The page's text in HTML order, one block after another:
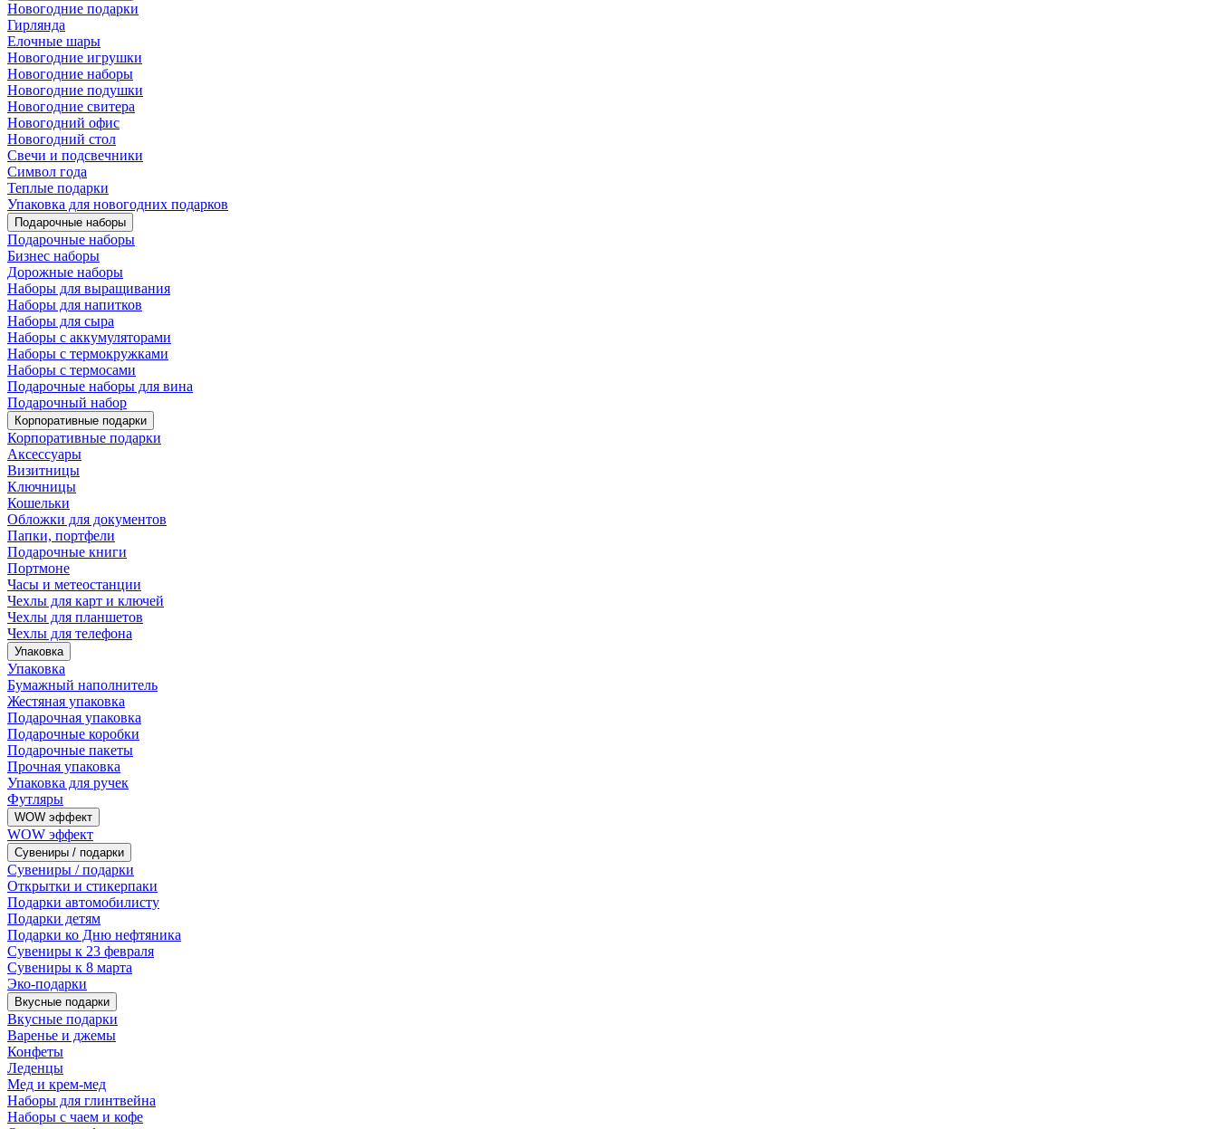
Новогодние подарки
Гирлянда
Елочные шары
Новогодние игрушки
Новогодние наборы
Новогодние подушки
Новогодние свитера
Новогодний офис
Новогодний стол
Свечи и подсвечники
Символ года
Теплые подарки
Упаковка для новогодних подарков
Подарочные наборы
Подарочные наборы
Бизнес наборы
Дорожные наборы
Наборы для выращивания
Наборы для напитков
Наборы для сыра
Наборы с аккумуляторами
Наборы с термокружками
Наборы с термосами
Подарочные наборы для вина
Подарочный набор
Корпоративные подарки
Корпоративные подарки
Аксессуары
Визитницы
Ключницы
Кошельки
Обложки для документов
Папки, портфели
Подарочные книги
Портмоне
Часы и метеостанции
Чехлы для карт и ключей
Чехлы для планшетов
Чехлы для телефона
Упаковка
Упаковка
Бумажный наполнитель
Жестяная упаковка
Подарочная упаковка
Подарочные коробки
Подарочные пакеты
Прочная упаковка
Упаковка для ручек
Футляры
WOW эффект
WOW эффект
Сувениры / подарки
Сувениры / подарки
Открытки и стикерпаки
Подарки автомобилисту
Подарки детям
Подарки ко Дню нефтяника
Сувениры к 23 февраля
Сувениры к 8 марта
Эко-подарки
Вкусные подарки
Вкусные подарки
Варенье и джемы
Конфеты
Леденцы
Мед и крем-мед
Наборы для глинтвейна
Наборы с чаем и кофе